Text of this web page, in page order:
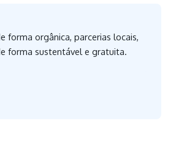
forma orgânica, parcerias locais,
forma sustentável e gratuita.